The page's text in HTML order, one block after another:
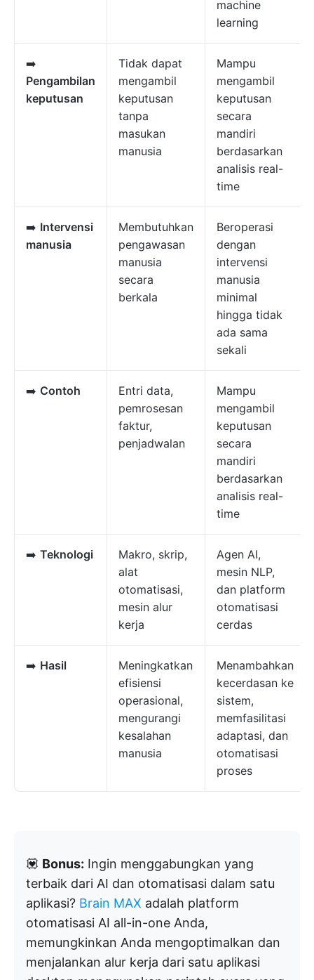
machine
learning
➡️
Pengambilan
keputusan
Tidak dapat
mengambil
keputusan
tanpa
masukan
manusia
Mampu
mengambil
keputusan
secara
mandiri
berdasarkan
analisis real-
time
➡️ Intervensi
manusia
Membutuhkan
pengawasan
manusia
secara
berkala
Beroperasi
dengan
intervensi
manusia
minimal
hingga tidak
ada sama
sekali
➡️ Contoh
Entri data,
pemrosesan
faktur,
penjadwalan
Mampu
mengambil
keputusan
secara
mandiri
berdasarkan
analisis real-
time
➡️ Teknologi
Makro, skrip,
alat
otomatisasi,
mesin alur
kerja
Agen AI,
mesin NLP,
dan platform
otomatisasi
cerdas
➡️ Hasil
Meningkatkan
efisiensi
operasional,
mengurangi
kesalahan
manusia
Menambahkan
kecerdasan ke
sistem,
memfasilitasi
adaptasi, dan
otomatisasi
proses
💟 Bonus: Ingin menggabungkan yang
terbaik dari AI dan otomatisasi dalam satu
aplikasi? Brain MAX adalah platform
otomatisasi AI all-in-one Anda,
memungkinkan Anda mengoptimalkan dan
menjalankan alur kerja dari satu aplikasi